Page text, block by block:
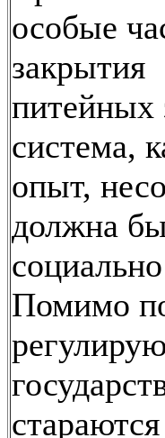
особые
закрытия
питейных
система,
опыт,
должна
Помимо